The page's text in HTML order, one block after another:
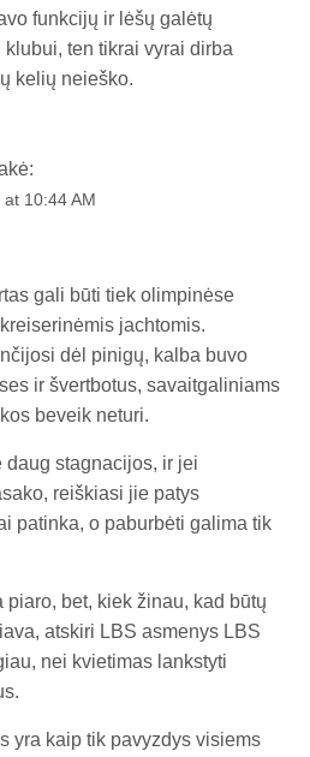
funkcijų ir lėšų galėtų
ten tikrai vyrai dirba
kelių neieško.
10:44 AM
gali būti tiek olimpinėse
jachtomis.
dėl pinigų, kalba buvo
ir švertbotus, savaitgaliniams
beveik neturi.
daug stagnacijos, ir jei
reiškiasi jie patys
patinka, o paburbėti galima tik
piaro, bet, kiek žinau, kad būtų
atskiri LBS asmenys LBS
nei kvietimas lankstyti
yra kaip tik pavyzdys visiems